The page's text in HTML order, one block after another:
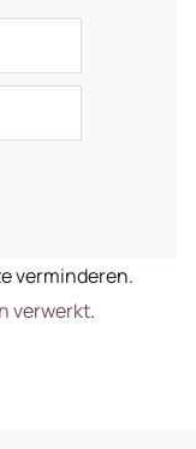
verminderen.
verwerkt.